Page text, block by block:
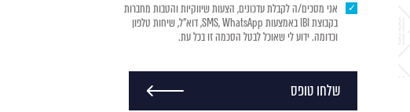
אני מסכים/ה לקבלת עדכונים, הצעות שיווקיות והטבות מחברות
בקבוצת IBI באמצעות SMS, WhatsApp, דוא"ל, שיחות טלפון
וכדומה. ידוע לי שאוכל לבטל הסכמה זו בכל עת.
שלחו טופס